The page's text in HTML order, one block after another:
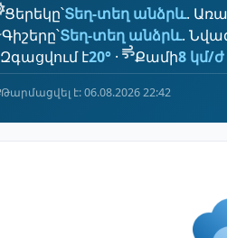
Ցերեկը՝Տեղ-տեղ անձրև.
Գիշերը՝Տեղ-տեղ անձրև.
Զգացվում է20° · Քամի8 կմ/ժ
Թարմացվել է: 06.08.2026 22:42